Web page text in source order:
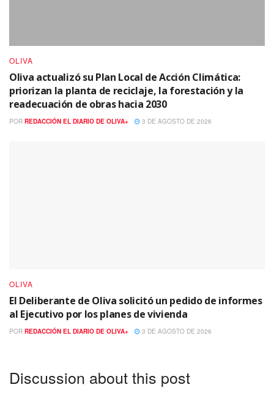
OLIVA
Oliva actualizó su Plan Local de Acción Climática:
priorizan la planta de reciclaje, la forestación y la
readecuación de obras hacia 2030
POR REDACCIÓN EL DIARIO DE OLIVA+ 3 DE AGOSTO DE 2026
OLIVA
El Deliberante de Oliva solicitó un pedido de informes
al Ejecutivo por los planes de vivienda
POR REDACCIÓN EL DIARIO DE OLIVA+ 3 DE AGOSTO DE 2026
Discussion about this post